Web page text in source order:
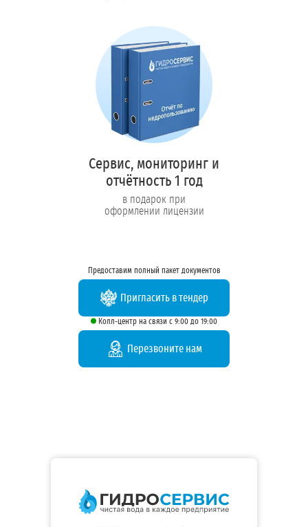
Сервис, мониторинг и
отчётность 1 год
в подарок при
оформлении лицензии
Предоставим полный пакет документов
Пригласить в тендер
Колл-центр на связи с 9:00 до 19:00
Перезвоните нам